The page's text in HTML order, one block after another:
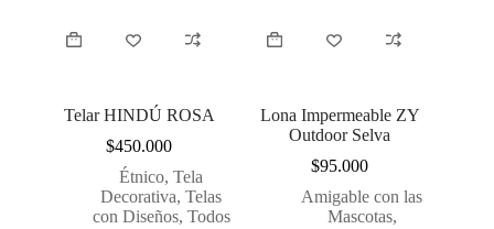
Telar HINDÚ ROSA
$450.000
Étnico,Tela
Decorativa,Telas
con Diseños, Todos
Lona Impermeable ZY
Outdoor Selva
$95.000
Amigable con las
Mascotas,